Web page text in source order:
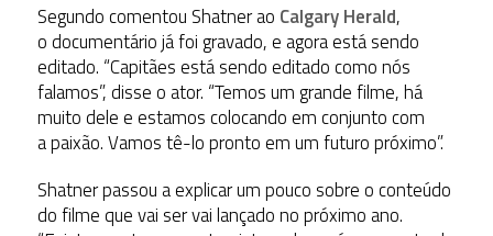
Segundo comentou Shatner ao Calgary Herald,
o documentário já foi gravado, e agora está sendo
editado. “Capitães está sendo editado como nós
falamos”, disse o ator. “Temos um grande filme, há
muito dele e estamos colocando em conjunto com
a paixão. Vamos tê-lo pronto em um futuro próximo”.
Shatner passou a explicar um pouco sobre o conteúdo
do filme que vai ser vai lançado no próximo ano.